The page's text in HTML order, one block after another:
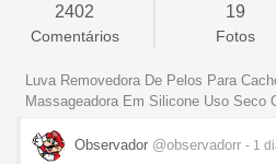
2402
Comentários
19
Fotos
Luva Removedora De Pelos Para
Massageadora Em Silicone Uso Seco
Observador @observadorr - 1